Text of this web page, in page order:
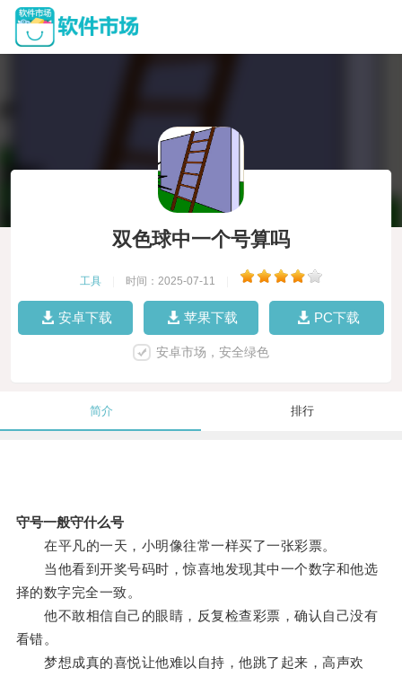
双色球中一个号算吗
工具 时间：2025-07-11
安卓下载 苹果下载 PC下载
安卓市场，安全绿色
简介 排行
守号一般守什么号
在平凡的一天，小明像往常一样买了一张彩票。
当他看到开奖号码时，惊喜地发现其中一个数字和他选
择的数字完全一致。
他不敢相信自己的眼睛，反复检查彩票，确认自己没有
看错。
梦想成真的喜悦让他难以自持，他跳了起来，高声欢